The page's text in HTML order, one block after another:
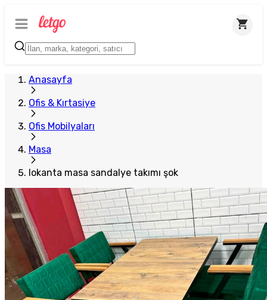
Anasayfa
Ofis & Kırtasiye
Ofis Mobilyaları
Masa
lokanta masa sandalye takımı şok